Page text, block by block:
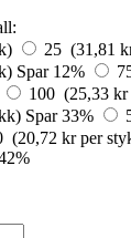
25 (31,81
Spar 12%
100 (25,33 kr
Spar 33%
(20,72 kr per